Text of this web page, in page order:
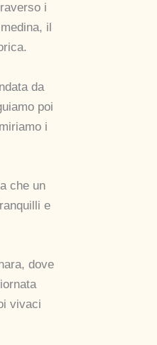
i
il
da
poi
i
che un
e
dove
vivaci